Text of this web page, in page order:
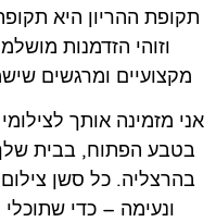
תקופת ההריון היא
וזוהי הזדמנות
מקצועיים ומרגשים
אני מזמינה אותך
בטבע הפתוח, בבית שלך
בהרצליה. כל סשן
ונעימה – כדי